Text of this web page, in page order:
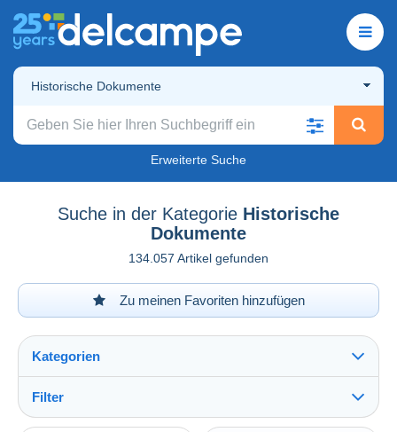
Historische Dokumente
Erweiterte Suche
Suche in der Kategorie Historische
Dokumente
134.057 Artikel gefunden
Zu meinen Favoriten hinzufügen
Kategorien
Filter